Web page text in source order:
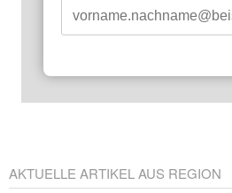
AKTUELLE ARTIKEL AUS REGION